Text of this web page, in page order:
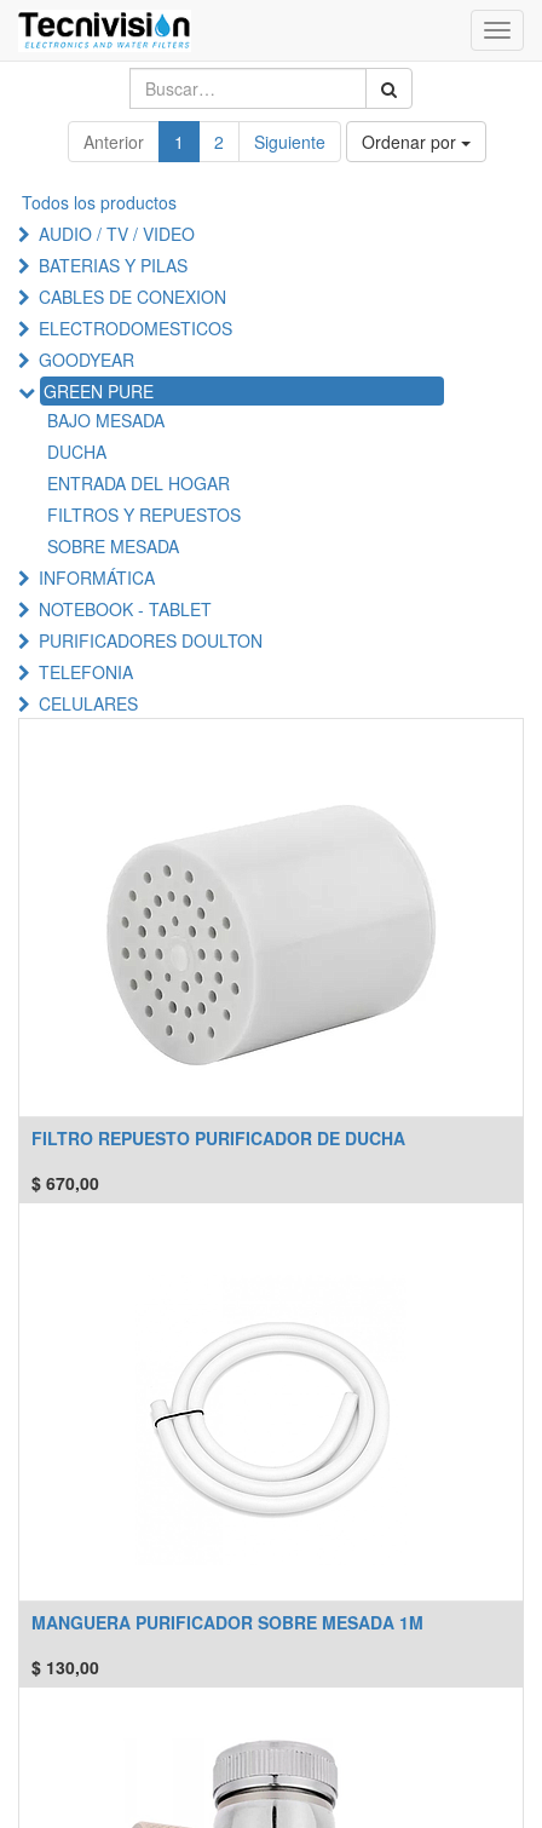
Anterior 1 2 Siguiente Ordenar por
Todos los productos
AUDIO / TV / VIDEO
BATERIAS Y PILAS
CABLES DE CONEXION
ELECTRODOMESTICOS
GOODYEAR
GREEN PURE
BAJO MESADA
DUCHA
ENTRADA DEL HOGAR
FILTROS Y REPUESTOS
SOBRE MESADA
INFORMÁTICA
NOTEBOOK - TABLET
PURIFICADORES DOULTON
TELEFONIA
CELULARES
FILTRO REPUESTO PURIFICADOR DE DUCHA
$ 670,00
MANGUERA PURIFICADOR SOBRE MESADA 1M
$ 130,00